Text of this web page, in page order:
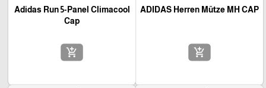
ADIDAS Herren Mütze MH CAP
add_shopping_cart
Adidas Run 5-Panel Climacool
Cap
add_shopping_cart